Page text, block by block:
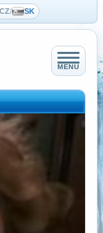
CZ/ SK
MENU